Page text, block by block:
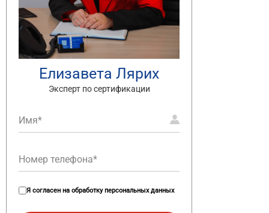
Елизавета Лярих
Эксперт по сертификации
Я согласен на обработку персональных данных